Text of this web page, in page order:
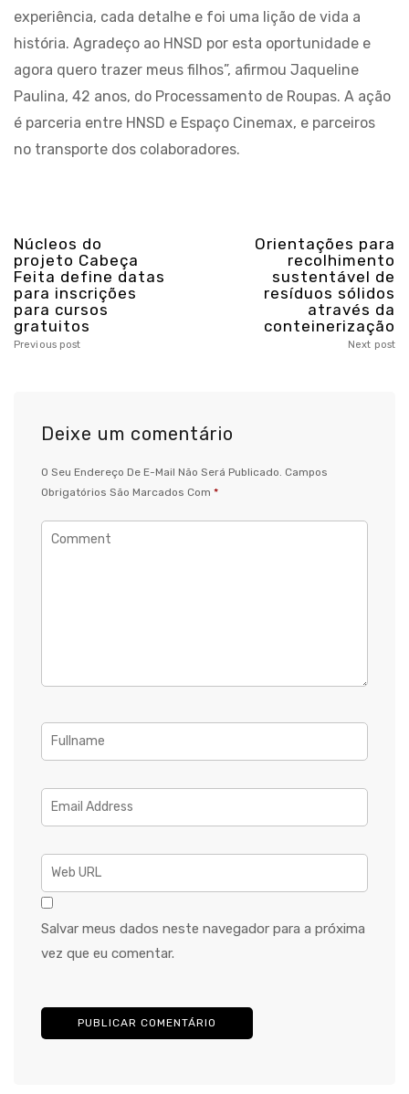
experiência, cada detalhe e foi uma lição de vida a
história. Agradeço ao HNSD por esta oportunidade e
agora quero trazer meus filhos”, afirmou Jaqueline
Paulina, 42 anos, do Processamento de Roupas. A ação
é parceria entre HNSD e Espaço Cinemax, e parceiros
no transporte dos colaboradores.
Núcleos do
projeto Cabeça
Feita define datas
para inscrições
para cursos
gratuitos
Previous post
Orientações para
recolhimento
sustentável de
resíduos sólidos
através da
conteinerização
Next post
Deixe um comentário
O Seu Endereço De E-Mail Não Será Publicado. Campos
Obrigatórios São Marcados Com *
Salvar meus dados neste navegador para a próxima
vez que eu comentar.